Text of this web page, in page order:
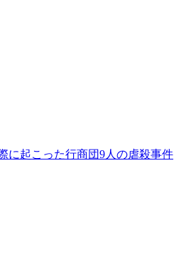
に起こった行商団9人の虐殺事件